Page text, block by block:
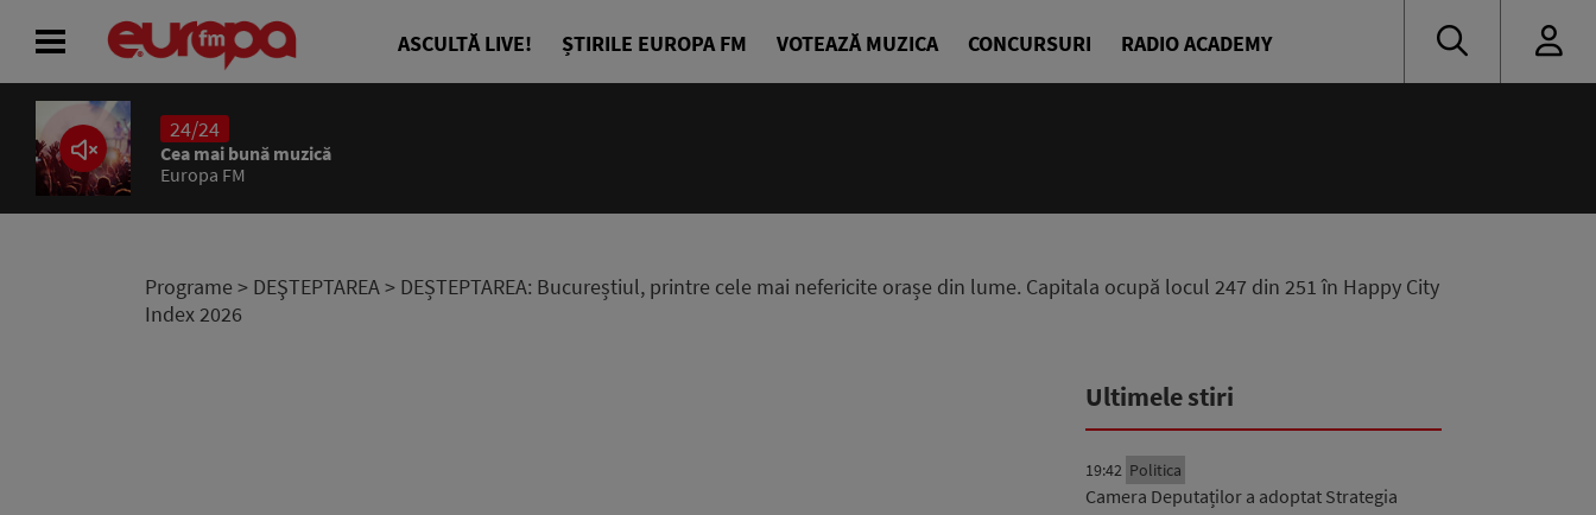
ASCULTĂ LIVE! ȘTIRILE EUROPA FM VOTEAZĂ MUZICA CONCURSURI RADIO ACADEMY
24/24
Cea mai bună muzică
Europa FM
Programe > DEŞTEPTAREA> DEȘTEPTAREA: Bucureștiul, printre cele mai nefericite orașe din lume. Capitala ocupă locul 247 din 251 în Happy City
Index 2026
Ultimele stiri
19:42 Politica
Camera Deputaților a adoptat Strategia
ACASĂ
ȘTIRI
CONCURSURI